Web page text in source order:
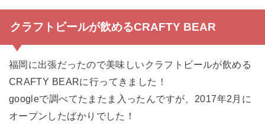
クラフトビールが飲めるCRAFTY BEAR
福岡に出張だったので美味しいクラフトビールが飲める
CRAFTY BEARに行ってきました！
googleで調べてたまたま入ったんですが、2017年2月に
オープンしたばかりでした！